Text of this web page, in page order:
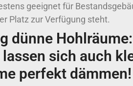
geeignet für
Platz zur Verfügung steht.
dünne
sich auch
perfekt dämmen!